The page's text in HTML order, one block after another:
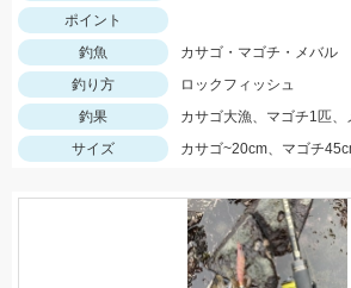
ポイント
釣魚
カサゴ・マゴチ・メバル
釣り方
ロックフィッシュ
釣果
カサゴ大漁、マゴチ1匹、
サイズ
カサゴ~20cm、マゴチ